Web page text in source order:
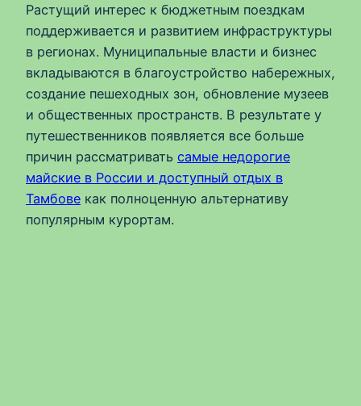
Растущий интерес к бюджетным поездкам
поддерживается и развитием инфраструктуры
в регионах. Муниципальные власти и бизнес
вкладываются в благоустройство набережных,
создание пешеходных зон, обновление музеев
и общественных пространств. В результате у
путешественников появляется все больше
причин рассматривать самые недорогие
майские в России и доступный отдых в
Тамбове как полноценную альтернативу
популярным курортам.